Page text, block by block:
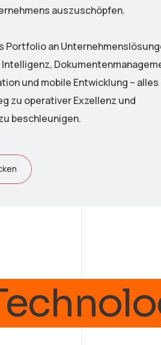
auszuschöpfen.
Portfolio an
und mobile Entwicklung –
zu operativer Exzellenz und
beschleunigen.